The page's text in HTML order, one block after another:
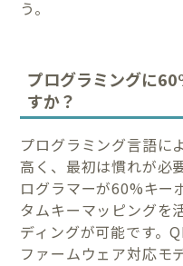
う。
プログラミングに
すか？
プログラミング言語に
高く、最初は慣れが必
ログラマーが60%キー
タムキーマッピングを
ディングが可能です。
ファームウェア対応モ